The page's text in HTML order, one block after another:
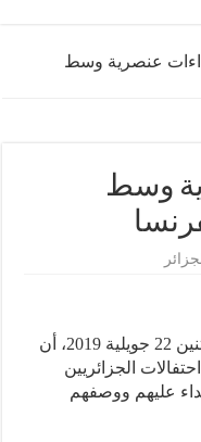
عنصرية وسط
وسط
قالت مصادر إعلامية فرنسية اليوم الاثنين 22 جويلية 2019، أن
الجزائريين
ووصفهم